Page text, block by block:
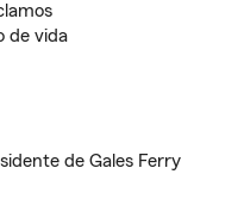
de vida
de Gales Ferry